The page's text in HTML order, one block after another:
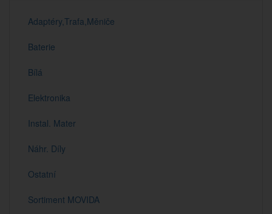
Adaptéry,Trafa,Měniče
Baterie
Bílá
Elektronika
Instal. Mater
Náhr. Díly
Ostatní
Sortiment MOVIDA